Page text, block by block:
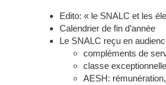
Edito: « le SNALC et les
Calendrier de fin d’année
Le SNALC reçu en
compléments de
classe exceptionnelle
AESH: